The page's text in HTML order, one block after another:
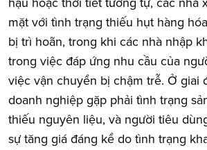
mặt với tình trạng thiếu hụt hàng
bị trì hoãn, trong khi các nhà nhập
trong việc đáp ứng nhu cầu của
việc vận chuyển bị chậm trễ. Ở giai
doanh nghiệp gặp phải tình trạng
thiếu nguyên liệu, và người tiêu
sự tăng giá đáng kể do tình trạng